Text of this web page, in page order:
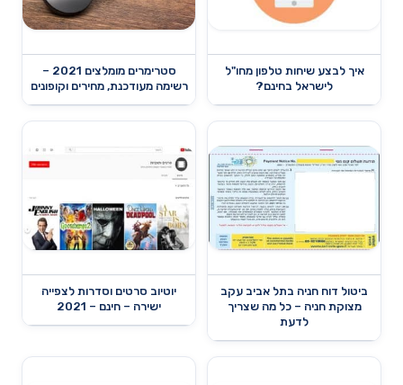
איך לבצע שיחות טלפון מחו"ל
לישראל בחינם?
סטרימרים מומלצים 2021 –
רשימה מעודכנת, מחירים וקופונים
ביטול דוח חניה בתל אביב עקב
מצוקת חניה – כל מה שצריך
לדעת
יוטיוב סרטים וסדרות לצפייה
ישירה – חינם – 2021